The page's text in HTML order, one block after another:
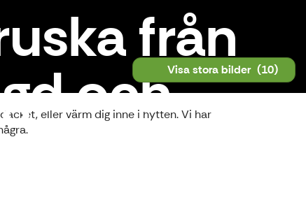
från
ochVisa stora bilder (10)
eller värm dig inne i hytten. Vi har